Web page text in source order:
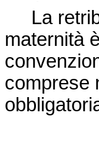
La
maternità
comprese